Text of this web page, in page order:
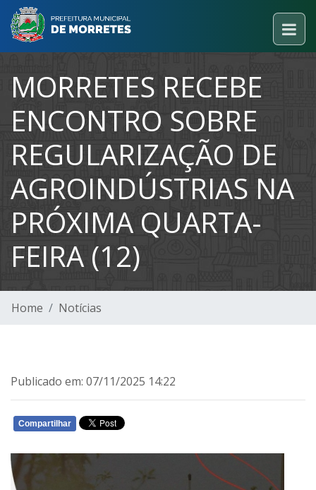
MORRETES RECEBE
ENCONTRO SOBRE
REGULARIZAÇÃO DE
AGROINDÚSTRIAS NA
PRÓXIMA QUARTA-
FEIRA (12)
Home Notícias
Publicado em: 07/11/2025 14:22
Compartilhar